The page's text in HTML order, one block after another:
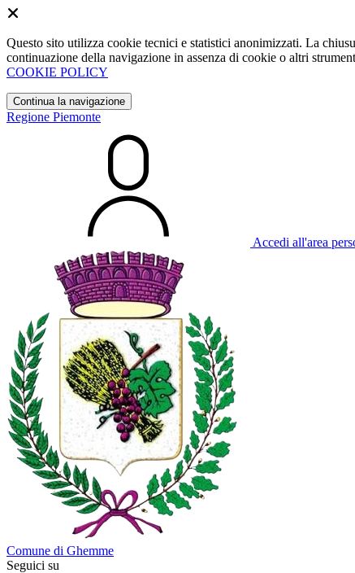
Questo sito utilizza cookie tecnici e statistici anonimizzati. La
continuazione della navigazione in assenza di cookie o altri
COOKIE POLICY
Continua la navigazione
Regione Piemonte
Accedi all'area
Comune di Ghemme
Seguici su